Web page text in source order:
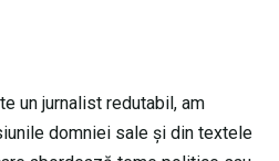
un jurnalist redutabil, am
domniei sale şi din textele